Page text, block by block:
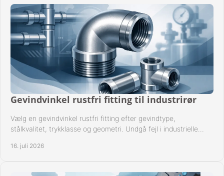
Gevindvinkel rustfri fitting til industrirør
Vælg en gevindvinkel rustfri fitting efter gevindtype,
stålkvalitet, trykklasse og geometri. Undgå fejl i industrielle
16. juli 2026